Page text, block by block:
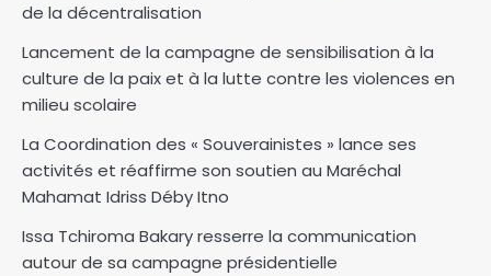
de la décentralisation
Lancement de la campagne de sensibilisation à la
culture de la paix et à la lutte contre les violences en
milieu scolaire
La Coordination des « Souverainistes » lance ses
activités et réaffirme son soutien au Maréchal
Mahamat Idriss Déby Itno
Issa Tchiroma Bakary resserre la communication
autour de sa campagne présidentielle